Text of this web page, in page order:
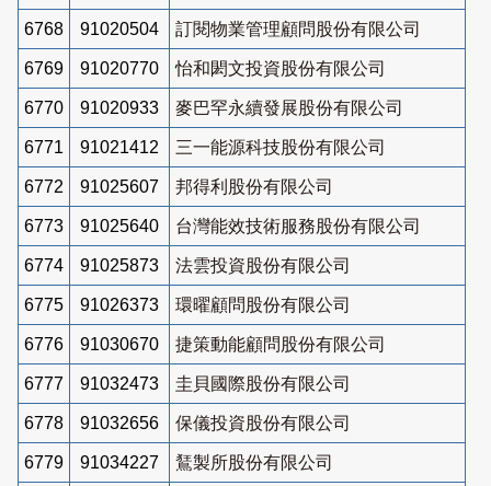
6768 91020504 訂閱物業管理顧問股份有限公司
6769 91020770 怡和閎文投資股份有限公司
6770 91020933 麥巴罕永續發展股份有限公司
6771 91021412 三一能源科技股份有限公司
6772 91025607 邦得利股份有限公司
6773 91025640 台灣能效技術服務股份有限公司
6774 91025873 法雲投資股份有限公司
6775 91026373 環曜顧問股份有限公司
6776 91030670 捷策動能顧問股份有限公司
6777 91032473 圭貝國際股份有限公司
6778 91032656 保儀投資股份有限公司
6779 91034227 鵟製所股份有限公司